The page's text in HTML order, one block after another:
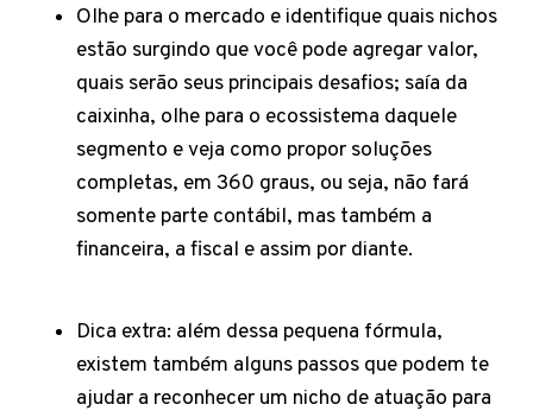
Olhe para o mercado e identifique quais nichos
estão surgindo que você pode agregar valor,
quais serão seus principais desafios; saía da
caixinha, olhe para o ecossistema daquele
segmento e veja como propor soluções
completas, em 360 graus, ou seja, não fará
somente parte contábil, mas também a
financeira, a fiscal e assim por diante.
Dica extra: além dessa pequena fórmula,
existem também alguns passos que podem te
ajudar a reconhecer um nicho de atuação para